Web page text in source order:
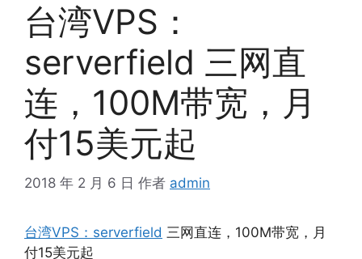
台湾VPS：
serverfield 三网直
连，100M带宽，月
付15美元起
2018 年 2 月 6 日 作者 admin
台湾VPS：serverfield 三网直连，100M带宽，月
付15美元起